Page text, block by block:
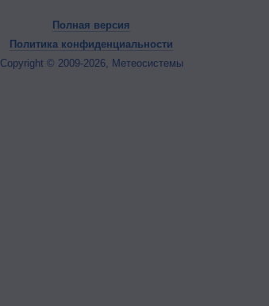
Полная версия
Политика конфиденциальности
Copyright © 2009-2026, Метеосистемы